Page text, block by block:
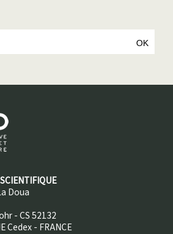
OK
Doua
- CS 52132
Cedex - FRANCE